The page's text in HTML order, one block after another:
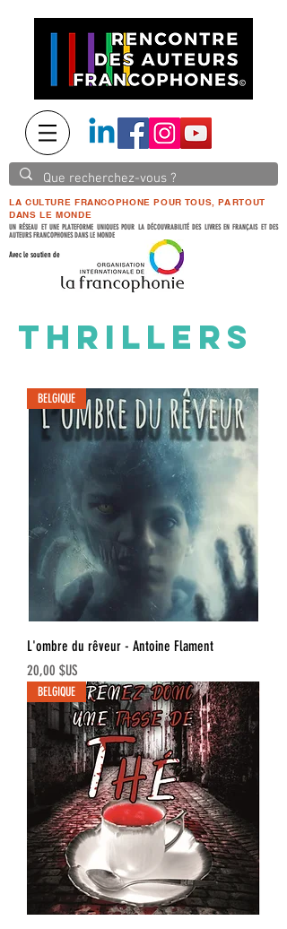
LA CULTURE FRANCOPHONE POUR TOUS, PARTOUT
DANS LE MONDE
UN RÉSEAU ET UNE PLATEFORME UNIQUES POUR LA DÉCOUVRABILITÉ DES LIVRES EN FRANÇAIS ET DES
AUTEURS FRANCOPHONES DANS LE MONDE
Avec le soutien de
THRILLERS
BELGIQUE
L'ombre du rêveur - Antoine Flament
Prix
20,00 $US
BELGIQUE